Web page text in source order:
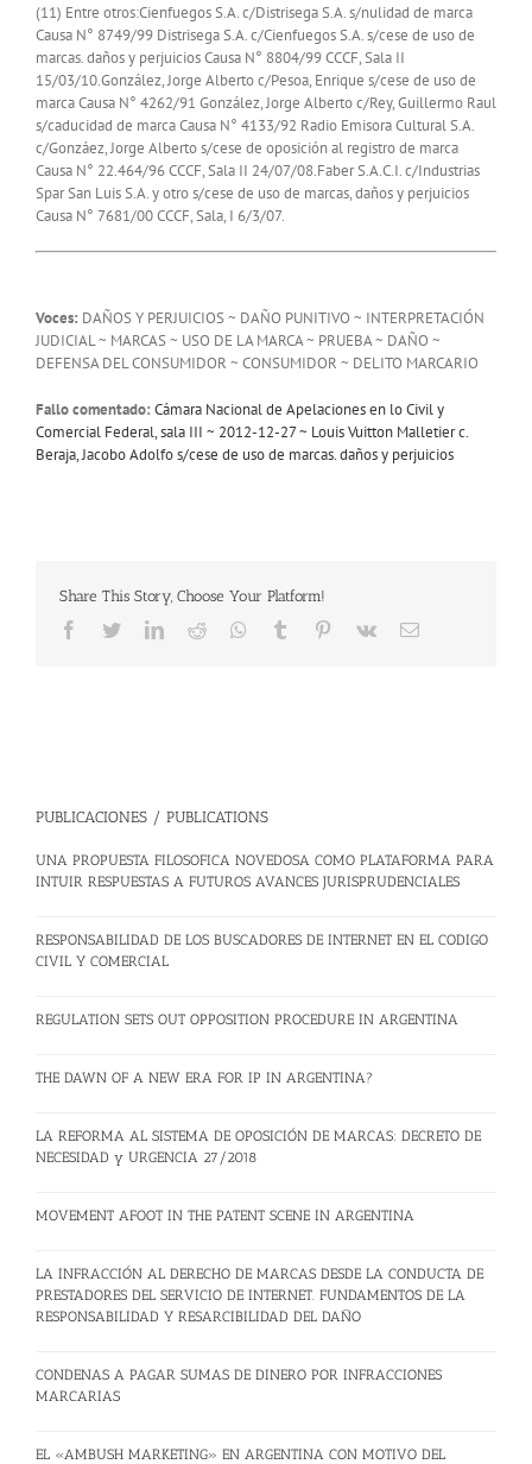
(11) Entre otros:Cienfuegos S.A. c/Distrisega S.A. s/nulidad de marca
Causa N° 8749/99 Distrisega S.A. c/Cienfuegos S.A. s/cese de uso de
marcas. daños y perjuicios Causa N° 8804/99 CCCF, Sala II
15/03/10.González, Jorge Alberto c/Pesoa, Enrique s/cese de uso de
marca Causa N° 4262/91 González, Jorge Alberto c/Rey, Guillermo Raul
s/caducidad de marca Causa N° 4133/92 Radio Emisora Cultural S.A.
c/Gonzáez, Jorge Alberto s/cese de oposición al registro de marca
Causa N° 22.464/96 CCCF, Sala II 24/07/08.Faber S.A.C.I. c/Industrias
Spar San Luis S.A. y otro s/cese de uso de marcas, daños y perjuicios
Causa N° 7681/00 CCCF, Sala, I 6/3/07.
Voces: DAÑOS Y PERJUICIOS ~ DAÑO PUNITIVO ~ INTERPRETACIÓN
JUDICIAL ~ MARCAS ~ USO DE LA MARCA ~ PRUEBA ~ DAÑO ~
DEFENSA DEL CONSUMIDOR ~ CONSUMIDOR ~ DELITO MARCARIO
Fallo comentado: Cámara Nacional de Apelaciones en lo Civil y
Comercial Federal, sala III ~ 2012-12-27 ~ Louis Vuitton Malletier c.
Beraja, Jacobo Adolfo s/cese de uso de marcas. daños y perjuicios
Share This Story, Choose Your Platform!
Facebook
TwitterLinkedIn
Reddit Whatsapp
Tumblr Pinterest
Vk Email
PUBLICACIONES / PUBLICATIONS
UNA PROPUESTA FILOSOFICA NOVEDOSA COMO PLATAFORMA PARA
INTUIR RESPUESTAS A FUTUROS AVANCES JURISPRUDENCIALES
RESPONSABILIDAD DE LOS BUSCADORES DE INTERNET EN EL CODIGO
CIVIL Y COMERCIAL
REGULATION SETS OUT OPPOSITION PROCEDURE IN ARGENTINA
THE DAWN OF A NEW ERA FOR IP IN ARGENTINA?
LA REFORMA AL SISTEMA DE OPOSICIÓN DE MARCAS: DECRETO DE
NECESIDAD y URGENCIA 27/2018
MOVEMENT AFOOT IN THE PATENT SCENE IN ARGENTINA
LA INFRACCIÓN AL DERECHO DE MARCAS DESDE LA CONDUCTA DE
PRESTADORES DEL SERVICIO DE INTERNET. FUNDAMENTOS DE LA
RESPONSABILIDAD Y RESARCIBILIDAD DEL DAÑO
CONDENAS A PAGAR SUMAS DE DINERO POR INFRACCIONES
MARCARIAS
EL «AMBUSH MARKETING» EN ARGENTINA CON MOTIVO DEL